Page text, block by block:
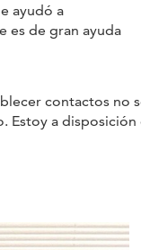
ayudó a
es de gran ayuda
contactos no
a